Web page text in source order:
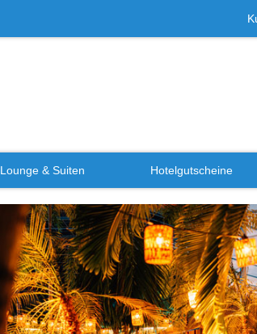
Lounge & Suiten Hotelgutscheine